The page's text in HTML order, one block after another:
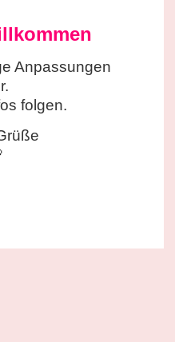
Anpassungen
folgen.